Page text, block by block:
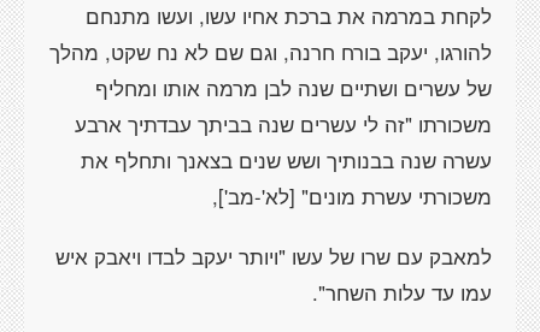
לקחת במרמה את ברכת אחיו עשו, ועשו מתנחם
להורגו, יעקב בורח חרנה, וגם שם לא נח שקט, מהלך
של עשרים ושתיים שנה לבן מרמה אותו ומחליף
משכורתו "זה לי עשרים שנה בביתך עבדתיך ארבע
עשרה שנה בבנותיך ושש שנים בצאנך ותחלף את
משכורתי עשרת מונים" [לא'-מב'],
למאבק עם שרו של עשו "ויותר יעקב לבדו ויאבק איש
עמו עד עלות השחר".